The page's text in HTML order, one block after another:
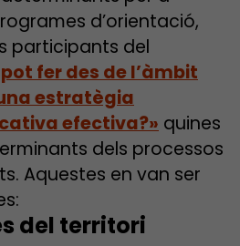
d’orientació,
participants del
fer des de l’àmbit
estratègia
efectiva?» quines
dels processos
Aquestes en van ser
del territori